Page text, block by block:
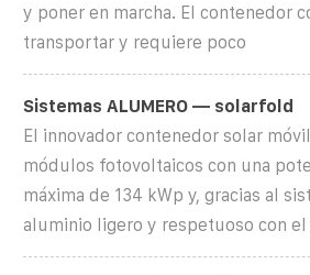
y poner en marcha. El contenedor
transportar y requiere poco
Sistemas ALUMERO — solarfold
El innovador contenedor solar
módulos fotovoltaicos con una
máxima de 134 kWp y, gracias al
aluminio ligero y respetuoso con el